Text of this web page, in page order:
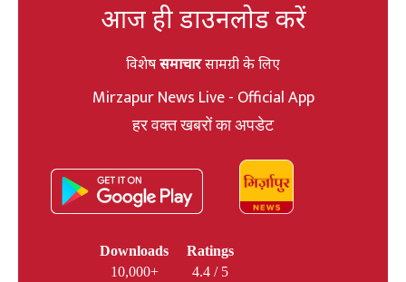
आज ही डाउनलोड करें
विशेषसमाचारसामग्री के लिए
Mirzapur News Live - Official App
हर वक्त खबरों का अपडेट
Downloads
10,000+
Ratings
4.4 / 5